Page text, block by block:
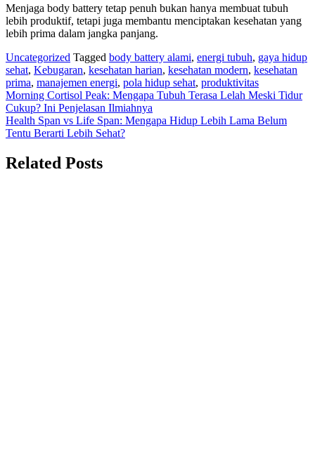
Menjaga body battery tetap penuh bukan hanya membuat tubuh
lebih produktif, tetapi juga membantu menciptakan kesehatan yang
lebih prima dalam jangka panjang.
Uncategorized Tagged body battery alami, energi tubuh, gaya hidup
sehat, Kebugaran, kesehatan harian, kesehatan modern, kesehatan
prima, manajemen energi, pola hidup sehat, produktivitas
Navigasi
pos
Morning Cortisol Peak: Mengapa Tubuh Terasa Lelah Meski Tidur
Cukup? Ini Penjelasan Ilmiahnya
Health Span vs Life Span: Mengapa Hidup Lebih Lama Belum
Tentu Berarti Lebih Sehat?
Related Posts